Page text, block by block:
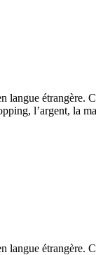
étrangère.
l’argent, la
étrangère.